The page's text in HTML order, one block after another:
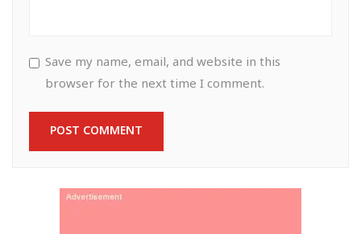
Save my name, email, and website in this
browser for the next time I comment.